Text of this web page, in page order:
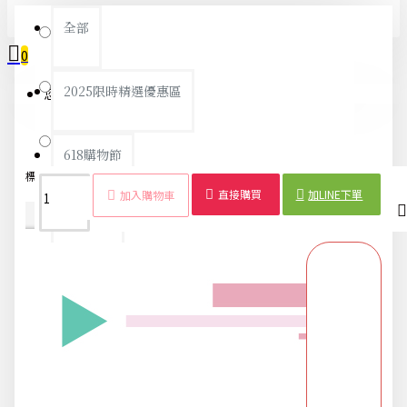
全部
2025限時精選優惠區
618購物節
DIY專區
交換禮物專區 95折
0
您的購物車內沒有商品！
深藍
粉紅
加入購物車 直接購買 加LINE下單
標籤： 旅行包 防水 可折疊 購物 單肩包 收納袋 行李 男女
商品詳情 配送時間